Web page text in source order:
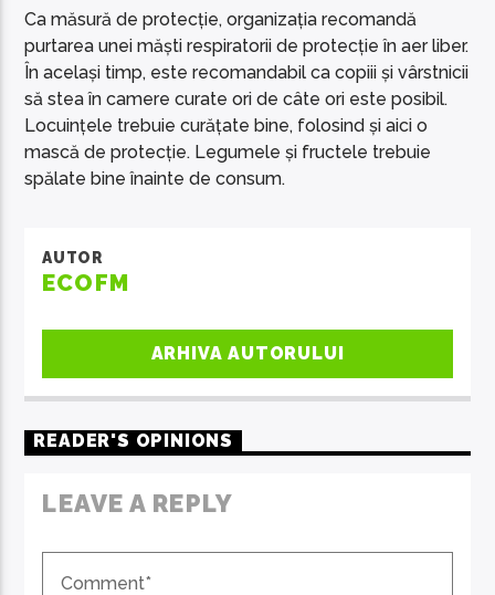
Ca măsură de protecție, organizația recomandă
purtarea unei măști respiratorii de protecție în aer liber.
În același timp, este recomandabil ca copiii și vârstnicii
să stea în camere curate ori de câte ori este posibil.
Locuințele trebuie curățate bine, folosind și aici o
mască de protecție. Legumele și fructele trebuie
spălate bine înainte de consum.
AUTOR
ECOFM
ARHIVA AUTORULUI
READER'S OPINIONS
LEAVE A REPLY